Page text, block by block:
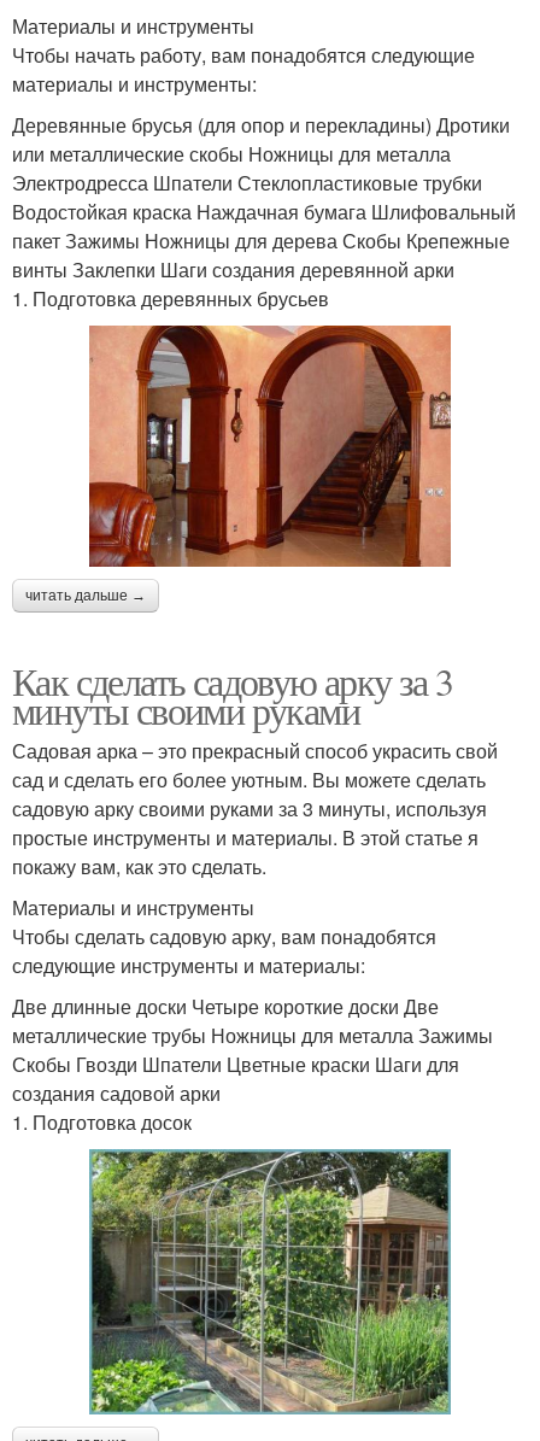
Материалы и инструменты
Чтобы начать работу, вам понадобятся следующие
материалы и инструменты:
Деревянные брусья (для опор и перекладины) Дротики
или металлические скобы Ножницы для металла
Электродресса Шпатели Стеклопластиковые трубки
Водостойкая краска Наждачная бумага Шлифовальный
пакет Зажимы Ножницы для дерева Скобы Крепежные
винты Заклепки Шаги создания деревянной арки
1. Подготовка деревянных брусьев
читать дальше →
Как сделать садовую арку за 3
минуты своими руками
Садовая арка – это прекрасный способ украсить свой
сад и сделать его более уютным. Вы можете сделать
садовую арку своими руками за 3 минуты, используя
простые инструменты и материалы. В этой статье я
покажу вам, как это сделать.
Материалы и инструменты
Чтобы сделать садовую арку, вам понадобятся
следующие инструменты и материалы:
Две длинные доски Четыре короткие доски Две
металлические трубы Ножницы для металла Зажимы
Скобы Гвозди Шпатели Цветные краски Шаги для
создания садовой арки
1. Подготовка досок